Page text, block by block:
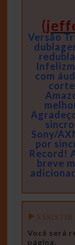
Versão
com
Sony/
por
Record!
breve
Você será
página.